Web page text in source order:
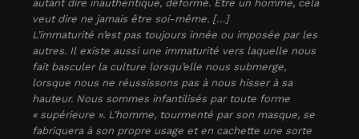
autant dire inauthentique, déformé. Etre un homme, cela
veut dire ne jamais être soi-même. […]
L’immaturité n’est pas toujours innée ou imposée par les
autres. Il existe aussi une immaturité vers laquelle nous
fait basculer la culture lorsqu’elle nous submerge,
lorsque nous ne réussissons pas à nous hisser à sa
hauteur. Nous sommes infantilisés par toute forme
« supérieure ». L’homme, tourmenté par son masque, se
fabriquera à son propre usage et en cachette une sorte